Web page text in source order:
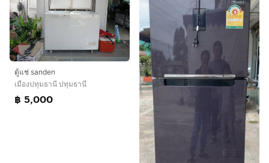
ตู้แช่ sanden
เมืองปทุมธานี ปทุมธานี
฿ 5,000